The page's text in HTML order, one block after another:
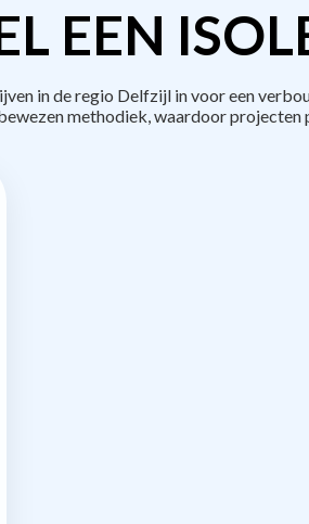
EEN
in de regio Delfzijl in voor een
methodiek, waardoor projecten